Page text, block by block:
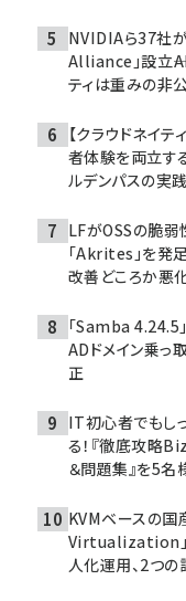
NVIDIAら37社
Alliance」設立
ティは重みの非
【クラウドネイ
者体験を両立す
ルデンパスの実践
LFがOSSの脆弱
「Akrites」を発
改善どころか悪
「Samba 4.24.5
ADドメイン乗っ
正
IT初心者でもし
る！『徹底攻略
＆問題集』を5名
KVMベースの
Virtualization
人化運用、2つ